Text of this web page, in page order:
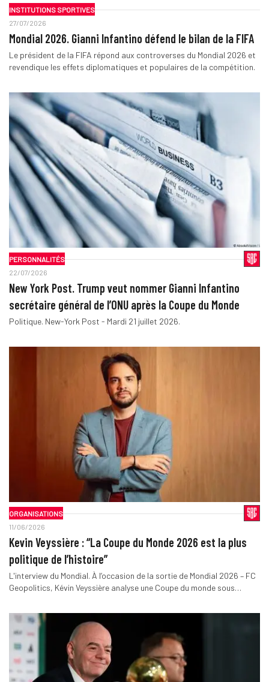
INSTITUTIONS SPORTIVES
27/07/2026
Mondial 2026. Gianni Infantino défend le bilan de la FIFA
Le président de la FIFA répond aux controverses du Mondial 2026 et
revendique les effets diplomatiques et populaires de la compétition.
PERSONNALITÉS
22/07/2026
New York Post. Trump veut nommer Gianni Infantino
secrétaire général de l’ONU après la Coupe du Monde
Politique. New-York Post - Mardi 21 juillet 2026.
ORGANISATIONS
11/06/2026
Kevin Veyssière : “La Coupe du Monde 2026 est la plus
politique de l’histoire”
L'interview du Mondial. À l’occasion de la sortie de Mondial 2026 – FC
Geopolitics, Kévin Veyssière analyse une Coupe du monde sous…